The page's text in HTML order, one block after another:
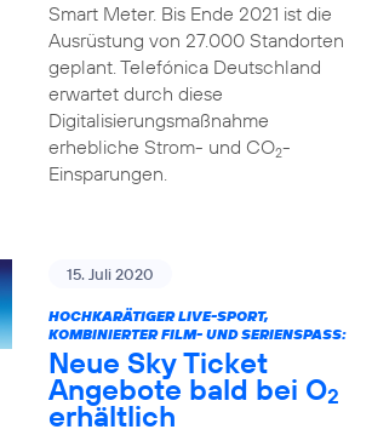
Smart Meter. Bis Ende 2021 ist die
Ausrüstung von 27.000 Standorten
geplant. Telefónica Deutschland
erwartet durch diese
Digitalisierungsmaßnahme
erhebliche Strom- und CO2-
Einsparungen.
15. Juli 2020
HOCHKARÄTIGER LIVE-SPORT,
KOMBINIERTER FILM- UND SERIENSPASS:
Neue Sky Ticket
Angebote bald bei O2
erhältlich